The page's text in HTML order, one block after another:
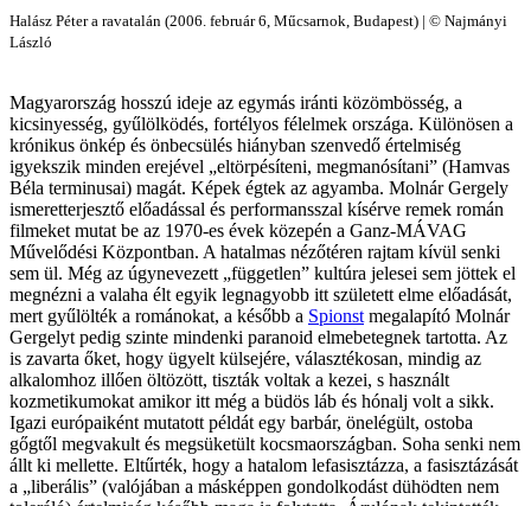
Halász Péter a ravatalán (2006. február 6, Műcsarnok, Budapest) | © Najmányi
László
Magyarország hosszú ideje az egymás iránti közömbösség, a
kicsinyesség, gyűlölködés, fortélyos félelmek országa. Különösen a
krónikus önkép és önbecsülés hiányban szenvedő értelmiség
igyekszik minden erejével „eltörpésíteni, megmanósítani” (Hamvas
Béla terminusai) magát. Képek égtek az agyamba. Molnár Gergely
ismeretterjesztő előadással és performansszal kísérve remek román
filmeket mutat be az 1970-es évek közepén a Ganz-MÁVAG
Művelődési Központban. A hatalmas nézőtéren rajtam kívül senki
sem ül. Még az úgynevezett „független” kultúra jelesei sem jöttek el
megnézni a valaha élt egyik legnagyobb itt született elme előadását,
mert gyűlölték a románokat, a később a Spionst megalapító Molnár
Gergelyt pedig szinte mindenki paranoid elmebetegnek tartotta. Az
is zavarta őket, hogy ügyelt külsejére, választékosan, mindig az
alkalomhoz illően öltözött, tiszták voltak a kezei, s használt
kozmetikumokat amikor itt még a büdös láb és hónalj volt a sikk.
Igazi európaiként mutatott példát egy barbár, önelégült, ostoba
gőgtől megvakult és megsüketült kocsmaországban. Soha senki nem
állt ki mellette. Eltűrték, hogy a hatalom lefasisztázza, a fasisztázását
a „liberális” (valójában a másképpen gondolkodást dühödten nem